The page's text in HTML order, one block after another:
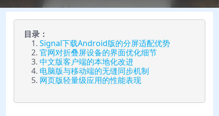
目录：
Signal下载Android版的分屏适配优势
官网对折叠屏设备的界面优化细节
中文版客户端的本地化改进
电脑版与移动端的无缝同步机制
网页版轻量级应用的性能表现